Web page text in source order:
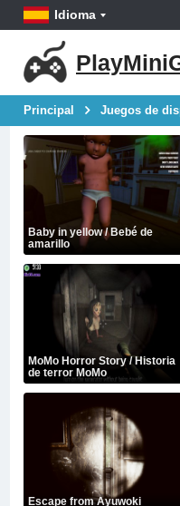
Idioma
Principal Juegos de
Baby in yellow / Bebé de
amarillo
MoMo Horror Story / Historia
de terror MoMo
Escape from Ayuwoki